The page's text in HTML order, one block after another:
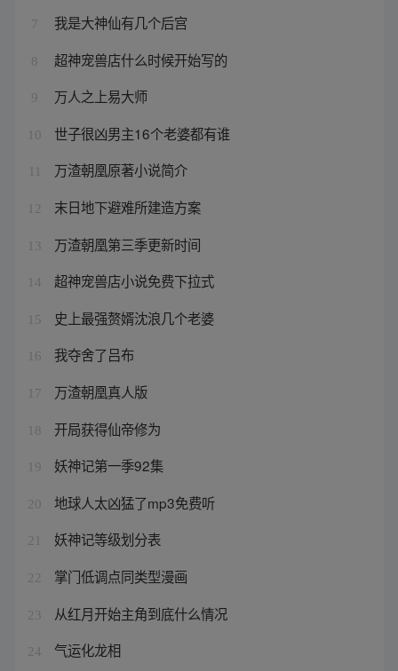
7 我是大神仙有几个后宫
8 超神宠兽店什么时候开始写的
9 万人之上易大师
10 世子很凶男主16个老婆都有谁
万渣朝凰原著小说简介
12 末日地下避难所建造方案
13 万渣朝凰第三季更新时间
14 超神宠兽店小说免费下拉式
15 史上最强赘婿沈浪几个老婆
16 我夺舍了吕布
17 万渣朝凰真人版
18 开局获得仙帝修为
19 妖神记第一季92集
20 地球人太凶猛了mp3免费听
21 妖神记等级划分表
22 掌门低调点同类型漫画
23 从红月开始主角到底什么情况
24 气运化龙相